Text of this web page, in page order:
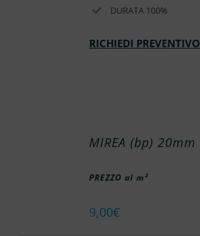
DURATA 100%
RICHIEDI PREVENTIVO
MIREA (bp) 20mm
PREZZO al m²
9,00€